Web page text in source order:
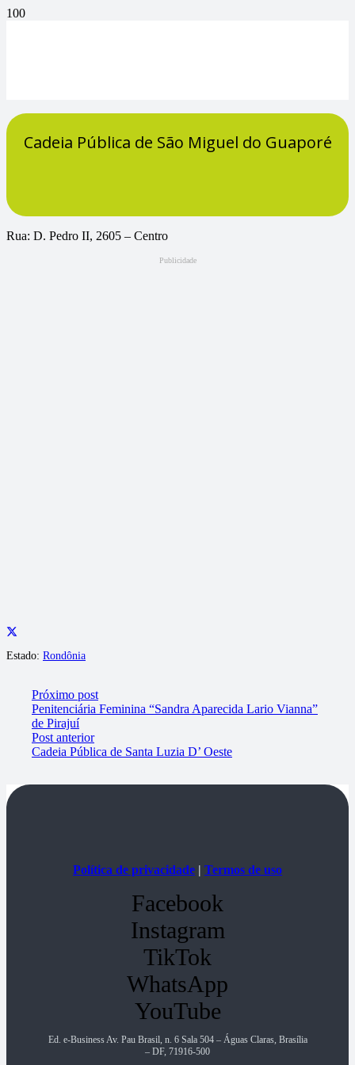
Cadeia Pública de São Miguel do Guaporé
Rua: D. Pedro II, 2605 – Centro
Publicidade
Estado: Rondônia
Próximo post
Penitenciária Feminina “Sandra Aparecida Lario Vianna”
de Pirajuí
Post anterior
Cadeia Pública de Santa Luzia D’ Oeste
Política de privacidade | Termos de uso
Facebook
Instagram
TikTok
WhatsApp
YouTube
Ed. e-Business Av. Pau Brasil, n. 6 Sala 504 – Águas Claras, Brasília
– DF, 71916-500